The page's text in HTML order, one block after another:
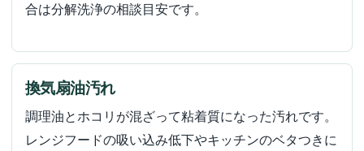
合は分解洗浄の相談目安です。
換気扇油汚れ
調理油とホコリが混ざって粘着質になった汚れです。
レンジフードの吸い込み低下やキッチンのベタつきに